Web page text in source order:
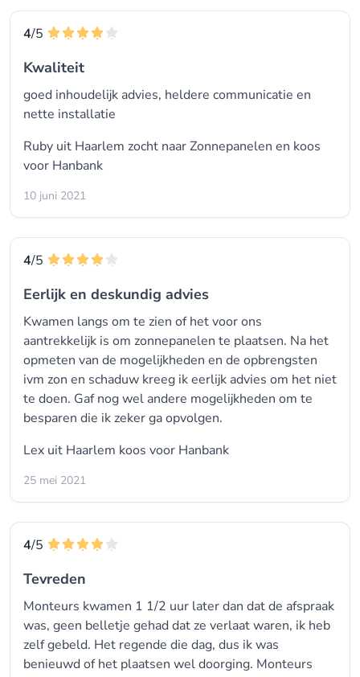
4/5
Kwaliteit
goed inhoudelijk advies, heldere communicatie en
nette installatie
Ruby uit Haarlem zocht naar Zonnepanelen en koos
voor Hanbank
10 juni 2021
4/5
Eerlijk en deskundig advies
Kwamen langs om te zien of het voor ons
aantrekkelijk is om zonnepanelen te plaatsen. Na het
opmeten van de mogelijkheden en de opbrengsten
ivm zon en schaduw kreeg ik eerlijk advies om het niet
te doen. Gaf nog wel andere mogelijkheden om te
besparen die ik zeker ga opvolgen.
Lex uit Haarlem koos voor Hanbank
25 mei 2021
4/5
Tevreden
Monteurs kwamen 1 1/2 uur later dan dat de afspraak
was, geen belletje gehad dat ze verlaat waren, ik heb
zelf gebeld. Het regende die dag, dus ik was
benieuwd of het plaatsen wel doorging. Monteurs